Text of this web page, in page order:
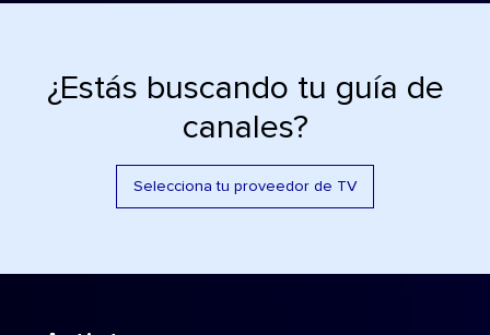
¿Estás buscando tu guía de
canales?
Selecciona tu proveedor de TV